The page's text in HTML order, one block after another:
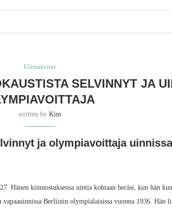
Elämäkerrat
SELVINNYT JA
written byKim
ja olympiavoittaja uinnissa
Hänen kiinnostuksensa uintia kohtaan heräsi, kun hän
Berliinin olympialaisissa vuonna 1936. Hän